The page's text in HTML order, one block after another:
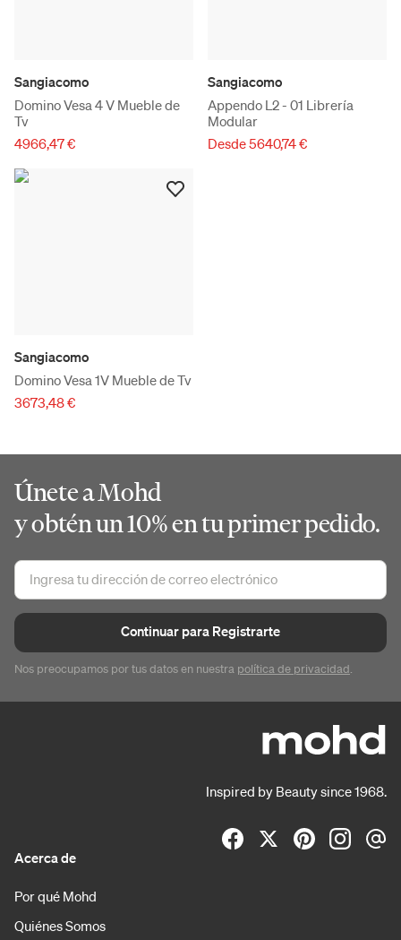
Sangiacomo
Domino Vesa 4 V Mueble de
Tv
4966,47 €
Sangiacomo
Appendo L2 - 01 Librería
Modular
Desde 5640,74 €
Sangiacomo
Domino Vesa 1V Mueble de Tv
3673,48 €
Únete a Mohd
y obtén un 10% en tu primer pedido.
Continuar para Registrarte
Nos preocupamos por tus datos en nuestra política de privacidad.
Inspired by Beauty since 1968.
Acerca de
Por qué Mohd
Quiénes Somos